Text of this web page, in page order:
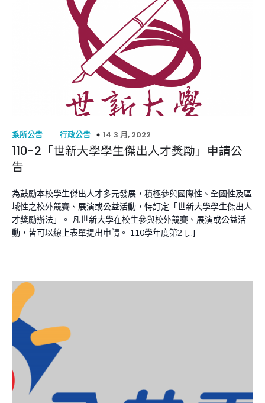
系所公告 – 行政公告 14 3 月, 2022
110-2「世新大學學生傑出人才獎勵」申請公
告
為鼓勵本校學生傑出人才多元發展，積極參與國際性、全國性及區
域性之校外競賽、展演或公益活動，特訂定「世新大學學生傑出人
才獎勵辦法」。 凡世新大學在校生參與校外競賽、展演或公益活
動，皆可以線上表單提出申請。 110學年度第2 […]